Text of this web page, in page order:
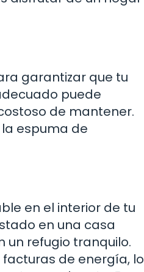
garantizar que tu
puede
de mantener.
espuma de
en el interior de tu
en una casa
un refugio tranquilo.
de energía, lo